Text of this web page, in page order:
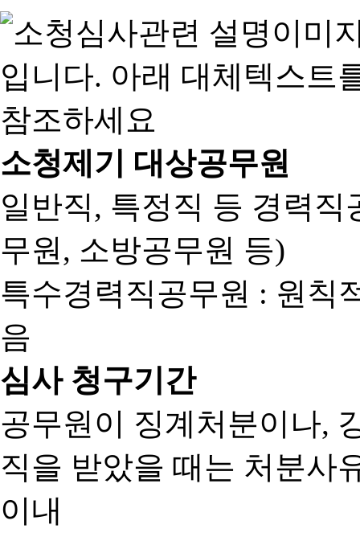
소청제기 대상공무원
일반직, 특정직 등 경력
무원, 소방공무원 등)
특수경력직공무원 : 원칙
음
심사 청구기간
공무원이 징계처분이나,
직을 받았을 때는 처분사
이내